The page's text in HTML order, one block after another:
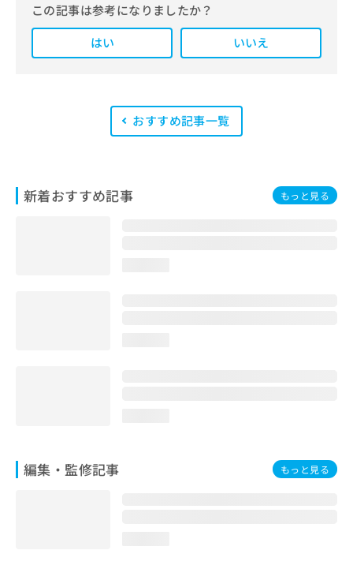
また、医療広告ガイドラインに準拠し
た編集体制を整えており、編集部内に
は、一般社団法人薬機法医療法規格協
います。
この記事は参考になりましたか？
はい
いいえ
おすすめ記事一覧
新着おすすめ記事 もっと見る
編集・監修記事 もっと見る